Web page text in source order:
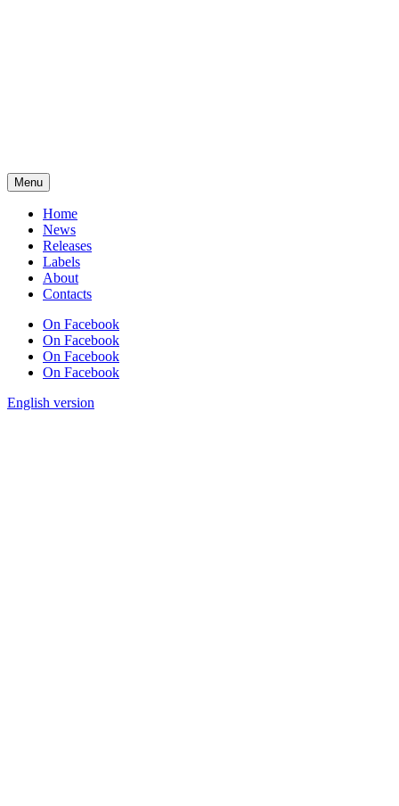
Menu
Home
News
Releases
Labels
About
Contacts
On Facebook
On Facebook
On Facebook
On Facebook
English version